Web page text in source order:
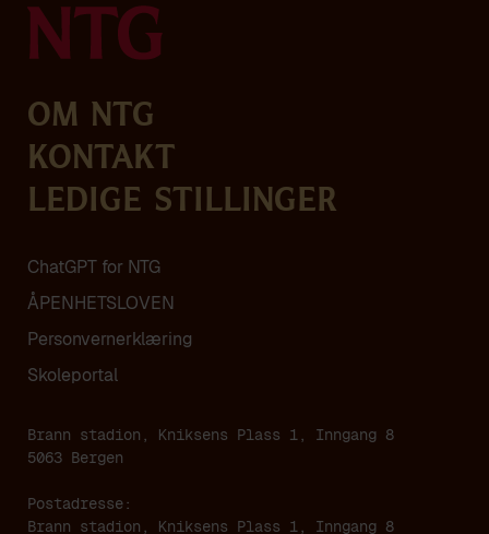
Om NTG
Kontakt
Ledige stillinger
ChatGPT for NTG
ÅPENHETSLOVEN
Personvern­erklæring
Skoleportal
Brann stadion, Kniksens Plass 1, Inngang 8
5063 Bergen
Postadresse:
Brann stadion, Kniksens Plass 1, Inngang 8